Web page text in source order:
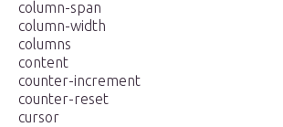
column-span
column-width
columns
content
counter-increment
counter-reset
cursor